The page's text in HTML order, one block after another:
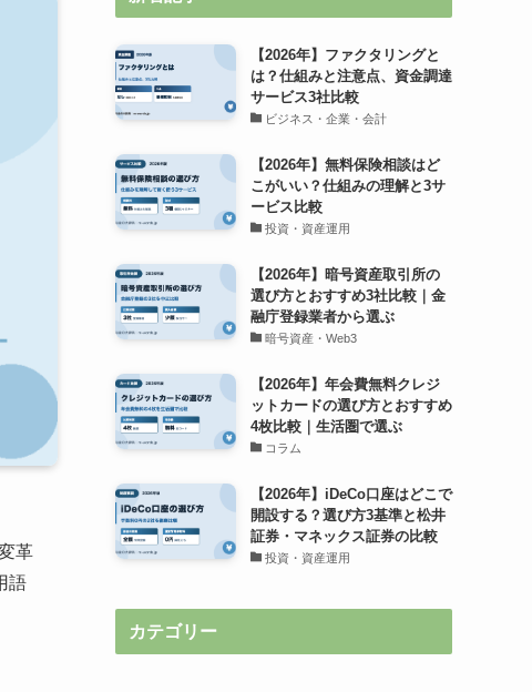
革
語
【2026年】ファクタリングと
は？仕組みと注意点、資金調達
サービス3社比較
ビジネス・企業・会計
【2026年】無料保険相談はど
こがいい？仕組みの理解と3サ
ービス比較
投資・資産運用
【2026年】暗号資産取引所の
選び方とおすすめ3社比較｜金
融庁登録業者から選ぶ
暗号資産・Web3
【2026年】年会費無料クレジ
ットカードの選び方とおすすめ
4枚比較｜生活圏で選ぶ
コラム
【2026年】iDeCo口座はどこで
開設する？選び方3基準と松井
証券・マネックス証券の比較
投資・資産運用
カテゴリー